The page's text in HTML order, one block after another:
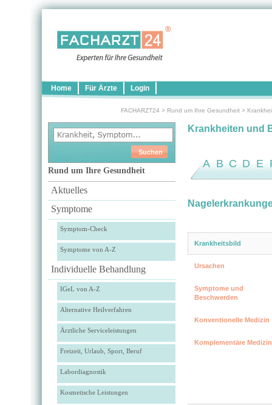
Home Für Ärzte Login
FACHARZT24 > Rund um Ihre Gesundheit >
Rund um Ihre Gesundheit
Aktuelles
Symptome
Symptom-Check
Symptome von A-Z
Individuelle Behandlung
IGeL von A-Z
Alternative Heilverfahren
Ärztliche Serviceleistungen
Freizeit, Urlaub, Sport, Beruf
Labordiagnostik
Kosmetische Leistungen
Krankheiten und
A B C D E
Krankheitsbild
Ursachen
Symptome und
Beschwerden
Konventionelle Medizin
Komplementäre Medizin